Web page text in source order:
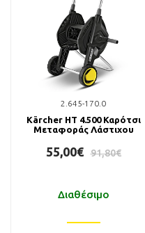
2.645-170.0
Kärcher ΗΤ 4.500 Καρότσι
Μεταφοράς Λάστιχου
55,00€ 91,80€
Διαθέσιμο